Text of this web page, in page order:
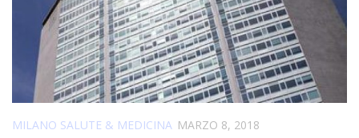
Milano Donna
Digital Health
Chi siamo
MILANO SALUTE & MEDICINA MARZO 8, 2018